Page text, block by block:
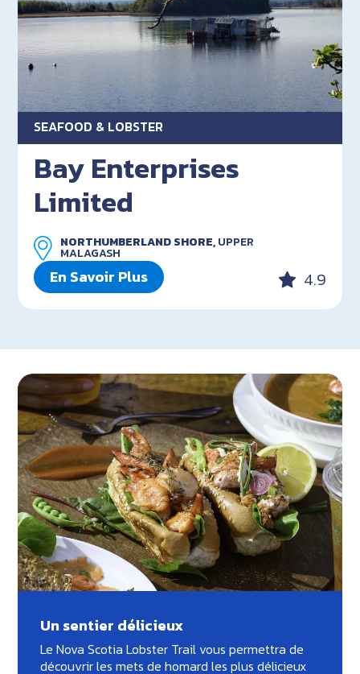
SEAFOOD & LOBSTER
Bay Enterprises
Limited
NORTHUMBERLAND SHORE,UPPER
MALAGASH
En Savoir Plus 4.9
Un sentier délicieux
Le Nova Scotia Lobster Trail vous permettra de
découvrir les mets de homard les plus délicieux